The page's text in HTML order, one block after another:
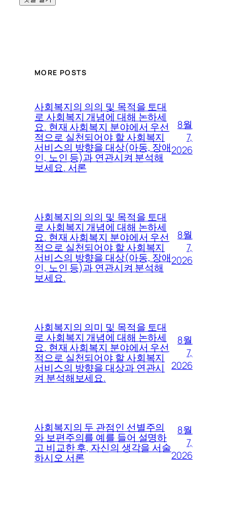
MORE POSTS
사회복지의 의의 및 목적을 토대
로 사회복지 개념에 대해 논하세
요. 현재 사회복지 분야에서 우선
적으로 실천되어야 할 사회복지
서비스의 방향을 대상(아동, 장애
인, 노인 등)과 연관시켜 분석해
보세요. 서론
8월
7,
2026
사회복지의 의의 및 목적을 토대
로 사회복지 개념에 대해 논하세
요. 현재 사회복지 분야에서 우선
적으로 실천되어야 할 사회복지
서비스의 방향을 대상(아동, 장애
인, 노인 등)과 연관시켜 분석해
보세요.
8월
7,
2026
사회복지의 의미 및 목적을 토대
로 사회복지 개념에 대해 논하세
요. 현재 사회복지 분야에서 우선
적으로 실천되어야 할 사회복지
서비스의 방향을 대상과 연관시
켜 분석해보세요.
8월
7,
2026
사회복지의 두 관점인 선별주의
와 보편주의를 예를 들어 설명하
고 비교한 후, 자신의 생각을 서술
하시오 서론
8월
7,
2026